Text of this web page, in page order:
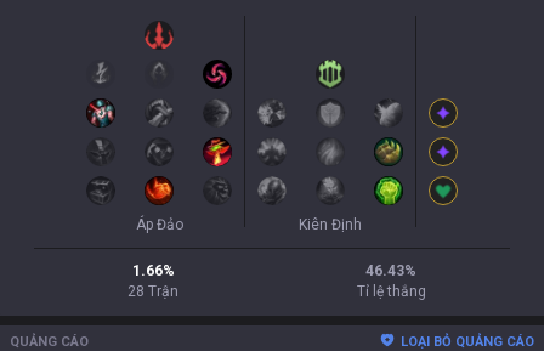
Áp Đảo Kiên Định
1.66%
28 Trận
46.43%
Tỉ lệ thắng
QUẢNG CÁO LOẠI BỎ QUẢNG CÁO